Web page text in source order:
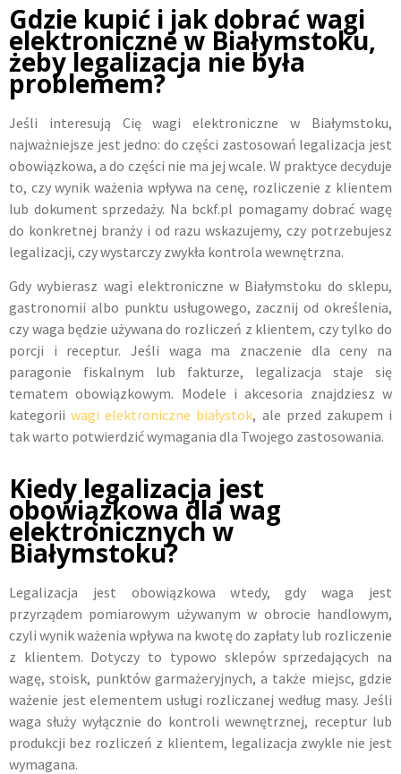
Gdzie kupić i jak dobrać wagi
elektroniczne w Białymstoku,
żeby legalizacja nie była
problemem?
Jeśli interesują Cię wagi elektroniczne w Białymstoku,
najważniejsze jest jedno: do części zastosowań legalizacja jest
obowiązkowa, a do części nie ma jej wcale. W praktyce decyduje
to, czy wynik ważenia wpływa na cenę, rozliczenie z klientem
lub dokument sprzedaży. Na bckf.pl pomagamy dobrać wagę
do konkretnej branży i od razu wskazujemy, czy potrzebujesz
legalizacji, czy wystarczy zwykła kontrola wewnętrzna.
Gdy wybierasz wagi elektroniczne w Białymstoku do sklepu,
gastronomii albo punktu usługowego, zacznij od określenia,
czy waga będzie używana do rozliczeń z klientem, czy tylko do
porcji i receptur. Jeśli waga ma znaczenie dla ceny na
paragonie fiskalnym lub fakturze, legalizacja staje się
tematem obowiązkowym. Modele i akcesoria znajdziesz w
kategoriiwagi elektroniczne białystok, ale przed zakupem i
tak warto potwierdzić wymagania dla Twojego zastosowania.
Kiedy legalizacja jest
obowiązkowa dla wag
elektronicznych w
Białymstoku?
Legalizacja jest obowiązkowa wtedy, gdy waga jest
przyrządem pomiarowym używanym w obrocie handlowym,
czyli wynik ważenia wpływa na kwotę do zapłaty lub rozliczenie
z klientem. Dotyczy to typowo sklepów sprzedających na
wagę, stoisk, punktów garmażeryjnych, a także miejsc, gdzie
ważenie jest elementem usługi rozliczanej według masy. Jeśli
waga służy wyłącznie do kontroli wewnętrznej, receptur lub
produkcji bez rozliczeń z klientem, legalizacja zwykle nie jest
wymagana.